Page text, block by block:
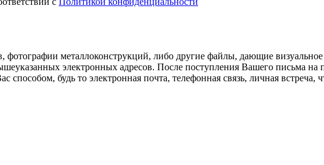
металлоконструкций, либо другие файлы, дающие
электронных адресов. После поступления Вашего письма
будь то электронная почта, телефонная связь, личная